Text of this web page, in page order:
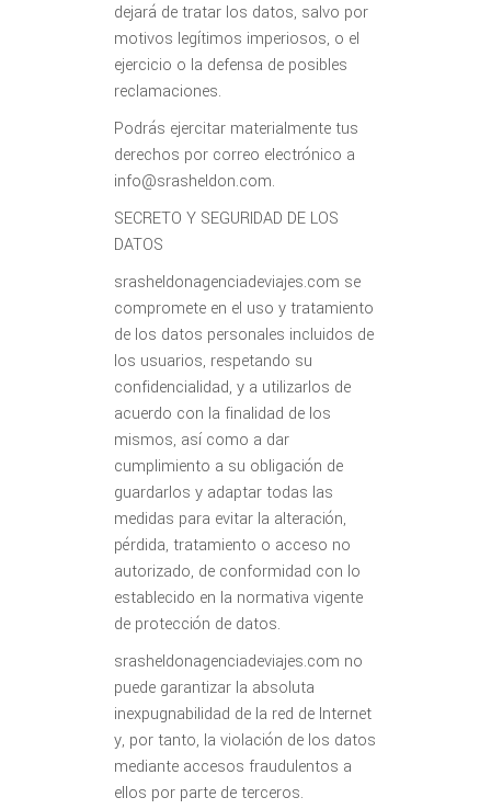
dejará de tratar los datos, salvo por
motivos legítimos imperiosos, o el
ejercicio o la defensa de posibles
reclamaciones.
Podrás ejercitar materialmente tus
derechos por correo electrónico a
info@srasheldon.com.
SECRETO Y SEGURIDAD DE LOS
DATOS
srasheldonagenciadeviajes.com se
compromete en el uso y tratamiento
de los datos personales incluidos de
los usuarios, respetando su
confidencialidad, y a utilizarlos de
acuerdo con la finalidad de los
mismos, así como a dar
cumplimiento a su obligación de
guardarlos y adaptar todas las
medidas para evitar la alteración,
pérdida, tratamiento o acceso no
autorizado, de conformidad con lo
establecido en la normativa vigente
de protección de datos.
srasheldonagenciadeviajes.com no
puede garantizar la absoluta
inexpugnabilidad de la red de Internet
y, por tanto, la violación de los datos
mediante accesos fraudulentos a
ellos por parte de terceros.